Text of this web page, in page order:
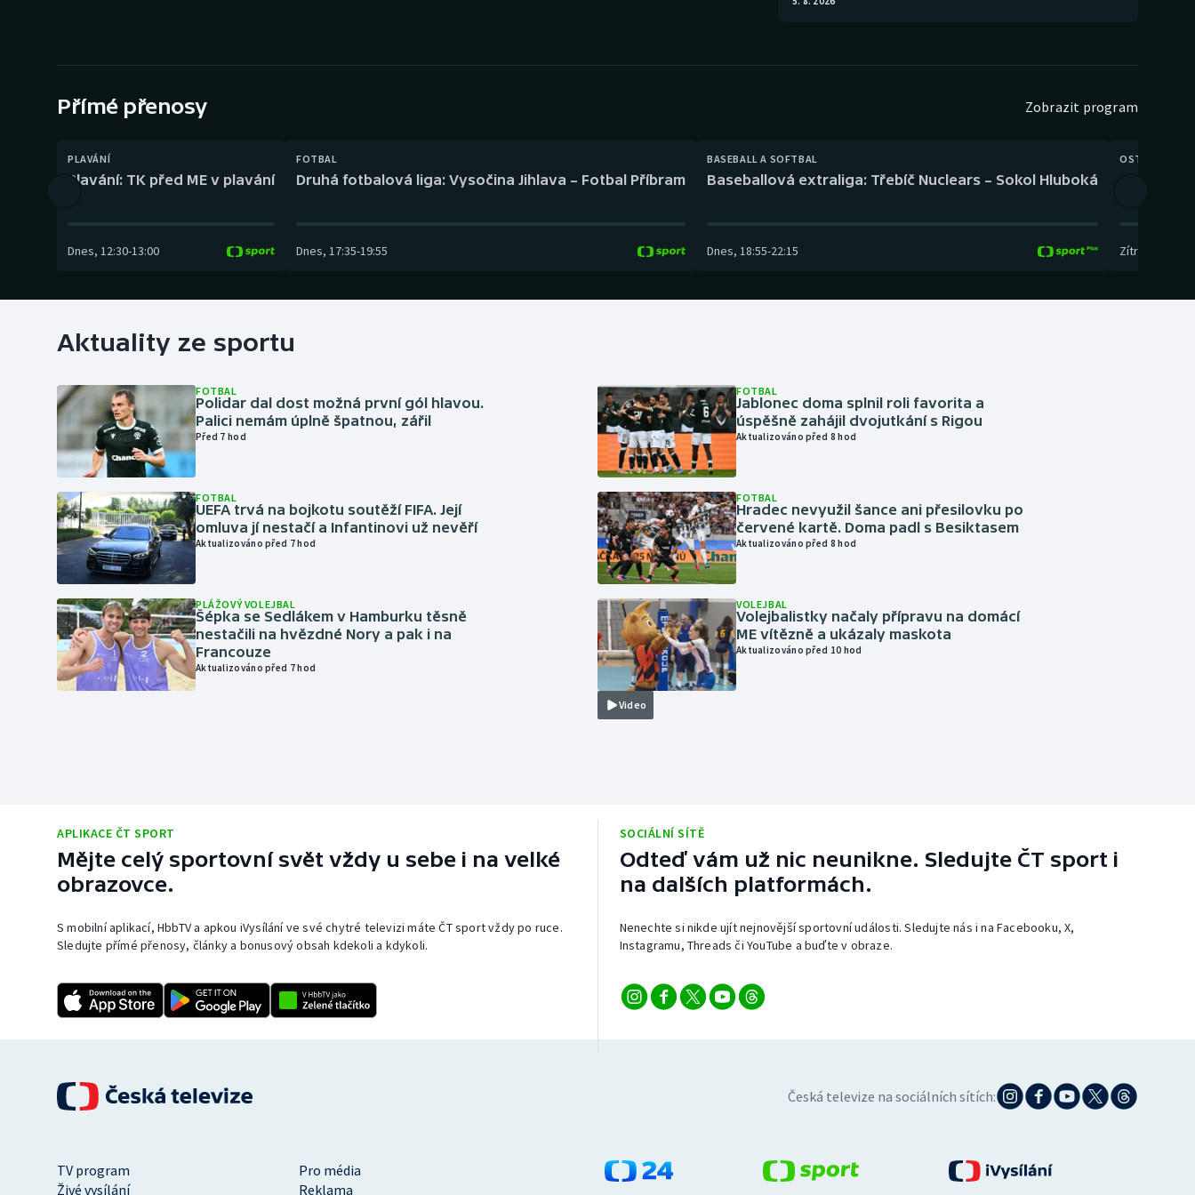
Golf Plavání Ostatní
Přímé přenosy Zobrazit program
PLAVÁNÍ
Plavání: TK před ME v plavání
Dnes, 12:30-13:00
FOTBAL
Druhá fotbalová liga: Vysočina Jihlava – Fotbal Příbram
Dnes, 17:35-19:55
BASEBALL A SOFTBAL
Baseballová extraliga: Třebíč Nuclears – Sokol Hluboká
Dnes, 18:55-22:15
OSTATNÍ
Zítra
Aktuality ze sportu
FOTBAL
Polidar dal dost možná první gól hlavou.
Palici nemám úplně špatnou, zářil
Před 7 hod
FOTBAL
UEFA trvá na bojkotu soutěží FIFA. Její
omluva jí nestačí a Infantinovi už nevěří
Aktualizováno před 7 hod
PLÁŽOVÝ VOLEJBAL
Šépka se Sedlákem v Hamburku těsně
nestačili na hvězdné Nory a pak i na
Francouze
Aktualizováno před 7 hod
FOTBAL
Jablonec doma splnil roli favorita a
úspěšně zahájil dvojutkání s Rigou
Aktualizováno před 8 hod
FOTBAL
Hradec nevyužil šance ani přesilovku po
červené kartě. Doma padl s Besiktasem
Aktualizováno před 8 hod
Video
VOLEJBAL
Volejbalistky načaly přípravu na domácí
ME vítězně a ukázaly maskota
Aktualizováno před 10 hod
APLIKACE ČT SPORT
Mějte celý sportovní svět vždy u sebe i na velké
obrazovce.
S mobilní aplikací, HbbTV a apkou iVysílání ve své chytré televizi máte ČT sport vždy po ruce.
Sledujte přímé přenosy, články a bonusový obsah kdekoli a kdykoli.
SOCIÁLNÍ SÍTĚ
Odteď vám už nic neunikne. Sledujte ČT sport i
na dalších platformách.
Nenechte si nikde ujít nejnovější sportovní události. Sledujte nás i na Facebooku, X,
Instagramu, Threads či YouTube a buďte v obraze.
Česká televize na sociálních sítích:
TV program
Pro média
Živé vysílání
Reklama